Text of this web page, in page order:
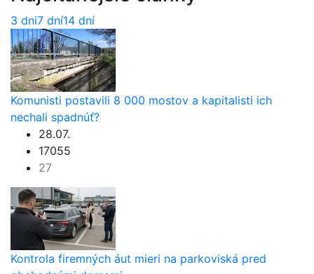
3 dni7 dní14 dní
Komunisti postavili 8 000 mostov a kapitalisti ich
nechali spadnúť?
28.07.
17055
27
Kontrola firemných áut mieri na parkoviská pred